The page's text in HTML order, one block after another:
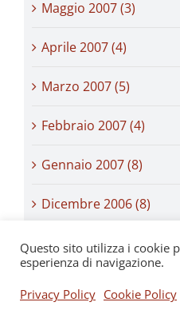
Maggio 2007 (3)
Aprile 2007 (4)
Marzo 2007 (5)
Febbraio 2007 (4)
Gennaio 2007 (8)
Dicembre 2006 (8)
Novembre 2006 (4)
Questo sito utilizza i cookie
esperienza di navigazione.
Privacy Policy Cookie Policy